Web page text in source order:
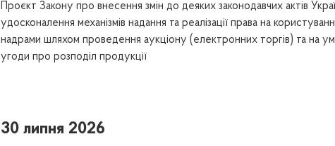
Проєкт Закону про внесення змін до деяких законодавчих актів
удосконалення механізмів надання та реалізації права на
надрами шляхом проведення аукціону (електронних торгів) та на
угоди про розподіл продукції
30 липня 2026